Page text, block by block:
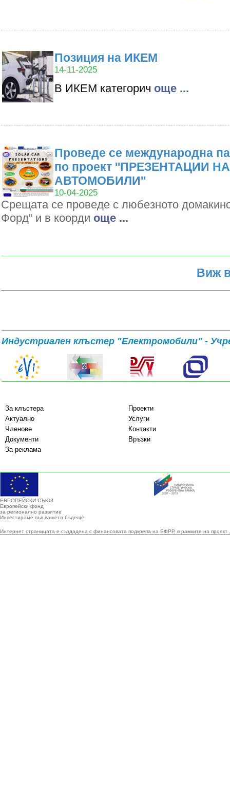
Позиция на ИКЕМ
14-11-2025
В ИКЕМ категорич oще ...
Проведе се международна
по проект ''ПРЕЗЕНТАЦИИ
АВТОМОБИЛИ''
10-04-2025
Срещата се проведе с любезното
Форд“ и в коорди oще ...
Виж
Индустриален клъстер "Електромобили" -
За клъстера
Проекти
Актуално
Услуги
Членове
Контакти
Документи
Връзки
За реклама
ЕВРОПЕЙСКИ СЪЮЗ
Европейски фонд
за регионално развитие
Инвестираме във вашето бъдеще
Интернет страницата е създадена с финансовата подкрепа на ЕФРР, в рамките на